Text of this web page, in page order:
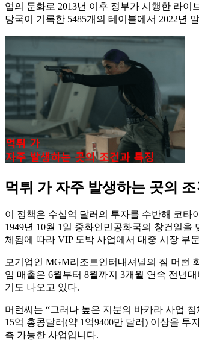
업의 둔화로 2013년 이후 정부가 시행한 라
당국이 기록한 5485개의 테이블에서 2022년
먹튀 가 자주 발생하는 곳의
이 정책은 수십억 달러의 투자를 수반해 코타
1949년 10월 1일 중화인민공화국의 창건일
체됨에 따라 VIP 도박 사업에서 대중 시장 부
모기업인 MGM리조트인터내셔널의 짐 머런
임 매출은 6월부터 8월까지 3개월 연속 전년
기도 나오고 있다.
머런씨는 “그러나 높은 지분의 바카라 사업
15억 홍콩달러(약 1억9400만 달러) 이상을
측 가능한 사업입니다.